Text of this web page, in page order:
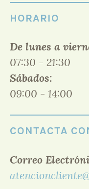
HORARIO
De lunes a
07:30 - 21:30
Sábados:
09:00 - 14:00
CONTACTA
Correo